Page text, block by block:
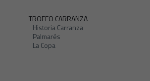
TROFEO CARRANZA
Historia Carranza
Palmarés
La Copa